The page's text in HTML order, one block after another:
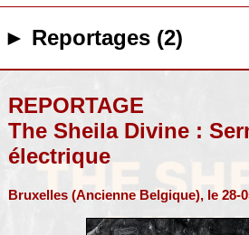
► Reportages (2)
REPORTAGE
The Sheila Divine :
électrique
Bruxelles (Ancienne Belgique), le 28-